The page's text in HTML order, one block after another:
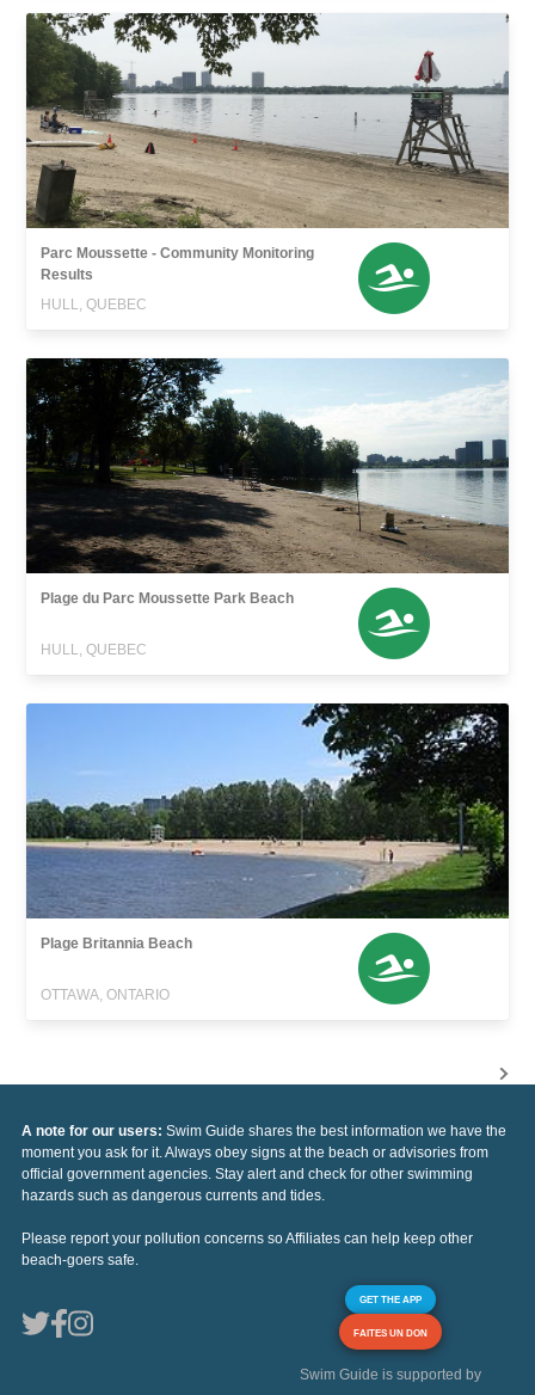
Parc Moussette - Community Monitoring
Results
HULL, QUEBEC
Plage du Parc Moussette Park Beach
HULL, QUEBEC
Plage Britannia Beach
OTTAWA, ONTARIO
A note for our users: Swim Guide shares the best information we have the
moment you ask for it. Always obey signs at the beach or advisories from
official government agencies. Stay alert and check for other swimming
hazards such as dangerous currents and tides.
Please report your pollution concerns so Affiliates can help keep other
beach-goers safe.
GET THE APP
FAITES UN DON
Swim Guide is supported by